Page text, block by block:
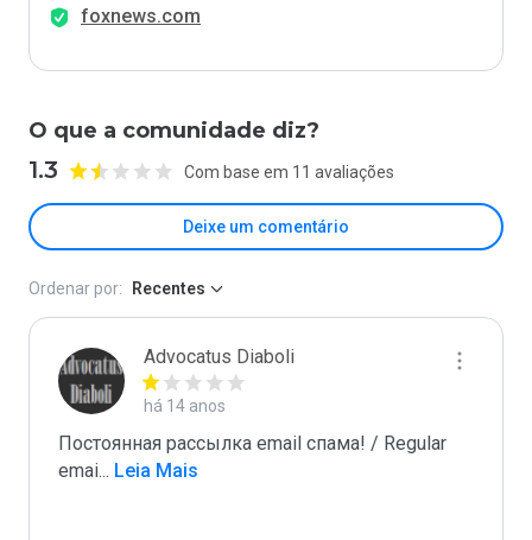
foxnews.com
O que a comunidade diz?
1.3 Com base em 11 avaliações
Deixe um comentário
Ordenar por: Recentes
Advocatus Diaboli
há 14 anos
Постоянная рассылка email спама! / Regular
emai... Leia Mais